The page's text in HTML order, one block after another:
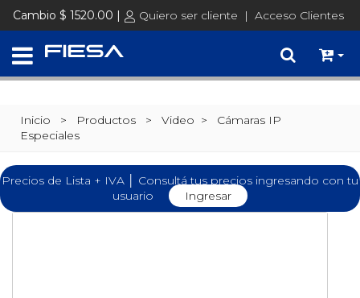
Cambio $ 1520.00 | Quiero ser cliente | Acceso Clientes
Inicio > Productos > Video > Cámaras IP
Especiales
Precios de Lista + IVA │ Consultá tus precios ingresando con tu
usuario
Ingresar